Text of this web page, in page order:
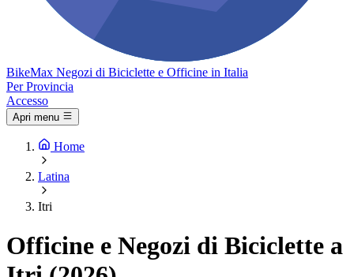
BikeMax Negozi di Biciclette e Officine in Italia
Per Provincia
Accesso
Apri menu
Home
Latina
Itri
Officine e Negozi di Biciclette a